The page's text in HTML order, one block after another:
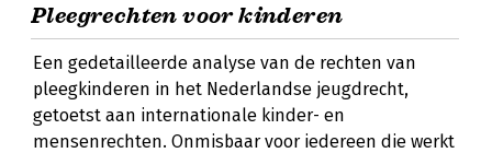
Pleegrechten voor kinderen
Een gedetailleerde analyse van de rechten van
pleegkinderen in het Nederlandse jeugdrecht,
getoetst aan internationale kinder- en
mensenrechten. Onmisbaar voor iedereen die werkt